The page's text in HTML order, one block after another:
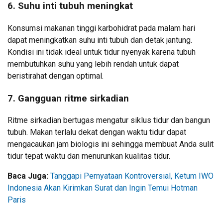
6. Suhu inti tubuh meningkat
Konsumsi makanan tinggi karbohidrat pada malam hari
dapat meningkatkan suhu inti tubuh dan detak jantung.
Kondisi ini tidak ideal untuk tidur nyenyak karena tubuh
membutuhkan suhu yang lebih rendah untuk dapat
beristirahat dengan optimal.
7. Gangguan ritme sirkadian
Ritme sirkadian bertugas mengatur siklus tidur dan bangun
tubuh. Makan terlalu dekat dengan waktu tidur dapat
mengacaukan jam biologis ini sehingga membuat Anda sulit
tidur tepat waktu dan menurunkan kualitas tidur.
Baca Juga: Tanggapi Pernyataan Kontroversial, Ketum IWO
Indonesia Akan Kirimkan Surat dan Ingin Temui Hotman
Paris